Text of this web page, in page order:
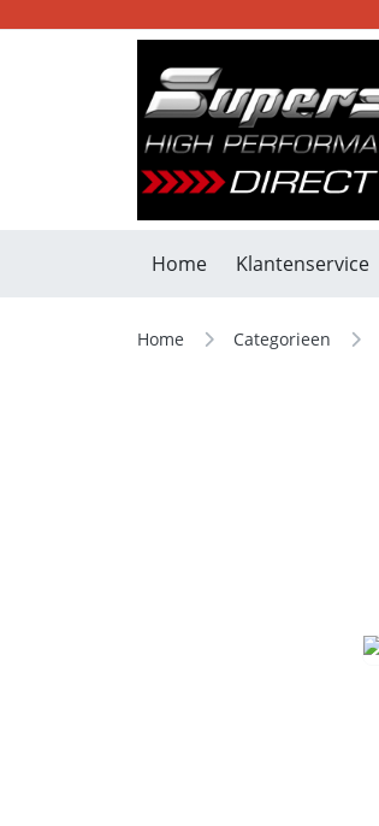
Home Klantenservice
Home Categorieen